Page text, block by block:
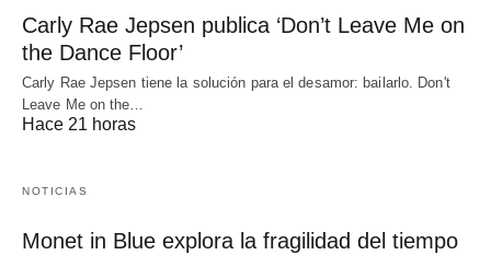
Carly Rae Jepsen publica ‘Don’t Leave Me on
the Dance Floor’
Carly Rae Jepsen tiene la solución para el desamor: bailarlo. Don't
Leave Me on the…
Hace 21 horas
NOTICIAS
Monet in Blue explora la fragilidad del tiempo